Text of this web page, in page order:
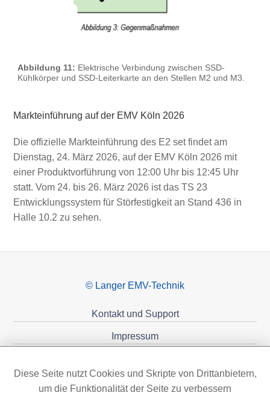
Abbildung 11: Elektrische Verbindung zwischen SSD-
Kühlkörper und SSD-Leiterkarte an den Stellen M2 und M3.
Markteinführung auf der EMV Köln 2026
Die offizielle Markteinführung des E2 set findet am
Dienstag, 24. März 2026, auf der EMV Köln 2026 mit
einer Produktvorführung von 12:00 Uhr bis 12:45 Uhr
statt. Vom 24. bis 26. März 2026 ist das TS 23
Entwicklungssystem für Störfestigkeit an Stand 436 in
Halle 10.2 zu sehen.
© Langer EMV-Technik
Kontakt und Support
Impressum
Diese Seite nutzt Cookies und Skripte von Drittanbietern,
um die Funktionalität der Seite zu verbessern